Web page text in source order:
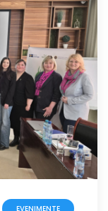
EVENIMENTE